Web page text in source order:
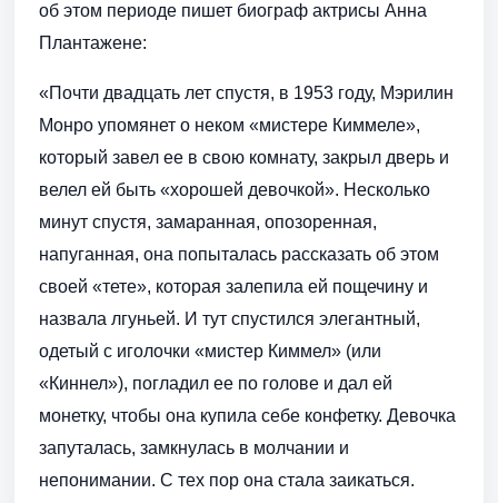
об этом периоде пишет биограф актрисы Анна
Плантажене:
«Почти двадцать лет спустя, в 1953 году, Мэрилин
Монро упомянет о неком «мистере Киммеле»,
который завел ее в свою комнату, закрыл дверь и
велел ей быть «хорошей девочкой». Несколько
минут спустя, замаранная, опозоренная,
напуганная, она попыталась рассказать об этом
своей «тете», которая залепила ей пощечину и
назвала лгуньей. И тут спустился элегантный,
одетый с иголочки «мистер Киммел» (или
«Киннел»), погладил ее по голове и дал ей
монетку, чтобы она купила себе конфетку. Девочка
запуталась, замкнулась в молчании и
непонимании. С тех пор она стала заикаться.